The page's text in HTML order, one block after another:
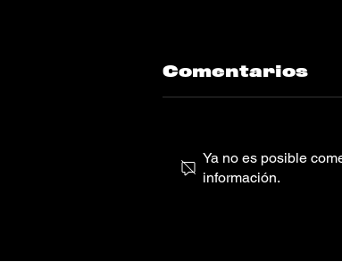
POP DE
Comentarios
Ya no es posible
información.